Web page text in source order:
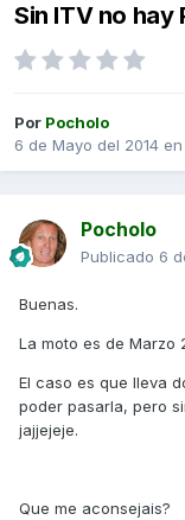
Sin ITV no hay
Por Pocholo
6 de Mayo del 2014 en
Pocholo
Publicado 6
Buenas.
La moto es de Marzo
El caso es que lleva
poder pasarla, pero
jajjejeje.
Que me aconsejais?